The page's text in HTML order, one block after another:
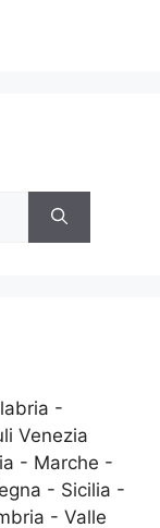
-
Venezia
- Marche -
- Sicilia -
- Valle